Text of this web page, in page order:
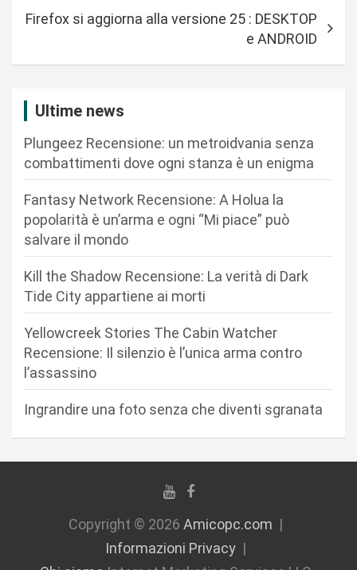
a
Firefox si aggiorna alla versione 25 : DESKTOP
e ANDROID
Ultime news
Plungeez Recensione: un metroidvania senza
combattimenti dove ogni stanza è un enigma
Fantasy Network Recensione: A Holua la
popolarità è un’arma e ogni “Mi piace” può
salvare il mondo
Kill the Shadow Recensione: La verità di Dark
Tide City appartiene ai morti
Yellowcreek Stories The Cabin Watcher
Recensione: Il silenzio è l’unica arma contro
l’assassino
Ingrandire una foto senza che diventi sgranata
Copyright © 2026 Amicopc.com
Informazioni Privacy